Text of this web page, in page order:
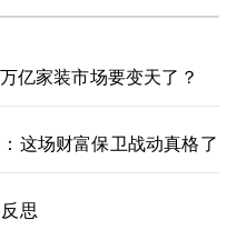
亿家装市场要变天了？
这场财富保卫战动真格了
思